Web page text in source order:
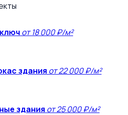
от 18 000 ₽/м²
здания от 22 000 ₽/м²
здания от 25 000 ₽/м²